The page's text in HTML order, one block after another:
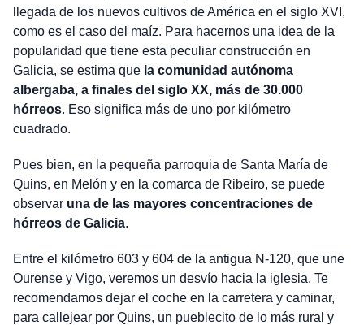
llegada de los nuevos cultivos de América en el siglo XVI,
como es el caso del maíz. Para hacernos una idea de la
popularidad que tiene esta peculiar construcción en
Galicia, se estima que la comunidad autónoma
albergaba, a finales del siglo XX, más de 30.000
hórreos. Eso significa más de uno por kilómetro
cuadrado.
Pues bien, en la pequeña parroquia de Santa María de
Quins, en Melón y en la comarca de Ribeiro, se puede
observar una de las mayores concentraciones de
hórreos de Galicia.
Entre el kilómetro 603 y 604 de la antigua N-120, que une
Ourense y Vigo, veremos un desvío hacia la iglesia. Te
recomendamos dejar el coche en la carretera y caminar,
para callejear por Quins, un pueblecito de lo más rural y